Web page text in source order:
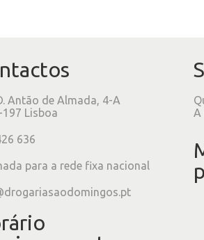
Antão de Almada, 4-A
197 Lisboa
636
para a rede fixa nacional
A